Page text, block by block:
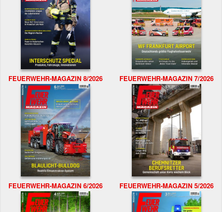
FEUERWEHR-MAGAZIN 8/2026 FEUERWEHR-MAGAZIN 7/2026
FEUERWEHR-MAGAZIN 6/2026 FEUERWEHR-MAGAZIN 5/2026